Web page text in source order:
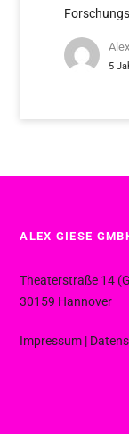
5
ALEX GIESE
Theaterstraße 14
30159 Hannover
Impressum |